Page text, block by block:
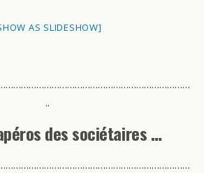
AS SLIDESHOW]
..
des sociétaires …